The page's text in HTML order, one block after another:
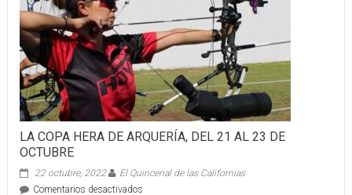
LA COPA HERA DE ARQUERÍA, DEL 21 AL 23 DE
OCTUBRE
22 octubre, 2022
El Quincenal de las Californias
Comentarios desactivadosen